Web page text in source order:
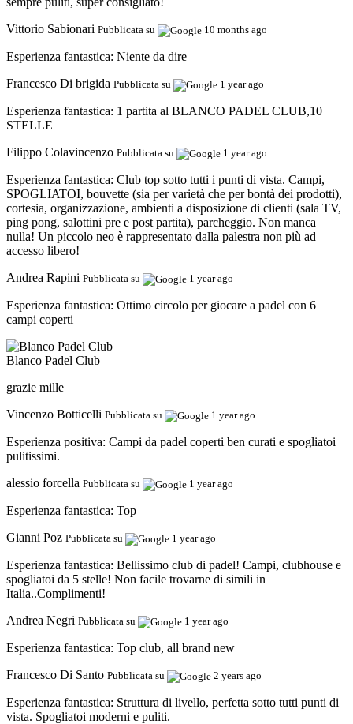
Vittorio Sabionari Pubblicata su 10 months ago
Esperienza fantastica: Niente da dire
Francesco Di brigida Pubblicata su 1 year ago
Esperienza fantastica: 1 partita al BLANCO PADEL CLUB,10
STELLE
Filippo Colavincenzo Pubblicata su 1 year ago
Esperienza fantastica: Club top sotto tutti i punti di vista. Campi,
SPOGLIATOI, bouvette (sia per varietà che per bontà dei prodotti),
cortesia, organizzazione, ambienti a disposizione di clienti (sala TV,
ping pong, salottini pre e post partita), parcheggio. Non manca
nulla! Un piccolo neo è rappresentato dalla palestra non più ad
accesso libero!
Andrea Rapini Pubblicata su 1 year ago
Esperienza fantastica: Ottimo circolo per giocare a padel con 6
campi coperti
Blanco Padel Club
grazie mille
Vincenzo Botticelli Pubblicata su 1 year ago
Esperienza positiva: Campi da padel coperti ben curati e spogliatoi
pulitissimi.
alessio forcella Pubblicata su 1 year ago
Esperienza fantastica: Top
Gianni Poz Pubblicata su 1 year ago
Esperienza fantastica: Bellissimo club di padel! Campi, clubhouse e
spogliatoi da 5 stelle! Non facile trovarne di simili in
Italia..Complimenti!
Andrea Negri Pubblicata su 1 year ago
Esperienza fantastica: Top club, all brand new
Francesco Di Santo Pubblicata su 2 years ago
Esperienza fantastica: Struttura di livello, perfetta sotto tutti punti di
vista. Spogliatoi moderni e puliti.